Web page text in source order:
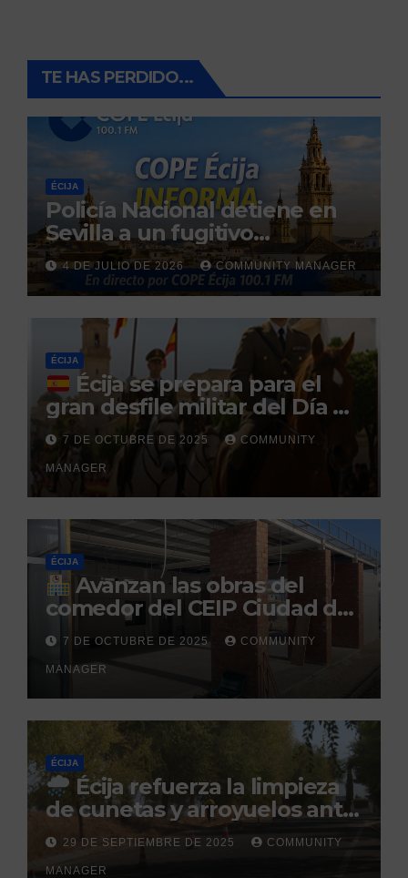
TE HAS PERDIDO...
ÉCIJA
Policía Nacional detiene en
Sevilla a un fugitivo
reclamado por narcotráfico
tras no regresar a prisión
durante un permiso
penitenciario
4 DE JULIO DE 2026 COMMUNITY MANAGER
ÉCIJA
Écija se prepara para el
gran desfile militar del Día de
la Hispanidad organizado por
el Centro Militar de Cría
Caballar
7 DE OCTUBRE DE 2025 COMMUNITY
MANAGER
ÉCIJA
Avanzan las obras del
comedor del CEIP Ciudad del
Sol: su finalización está
prevista para finales de 2025
7 DE OCTUBRE DE 2025 COMMUNITY
MANAGER
ÉCIJA
Écija refuerza la limpieza
de cunetas y arroyuelos ante
la llegada de las lluvias
otoñales
29 DE SEPTIEMBRE DE 2025 COMMUNITY
MANAGER